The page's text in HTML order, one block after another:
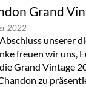
Grand
2022
unserer
freuen wir uns,
Grand Vintage
zu